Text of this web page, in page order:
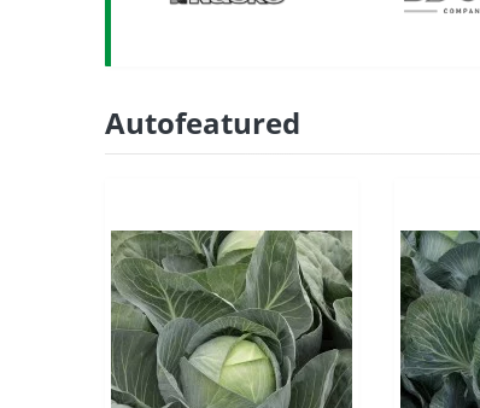
Autofeatured